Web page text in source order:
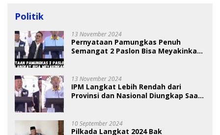
Politik
13 November 2024
Pernyataan Pamungkas Penuh
Semangat 2 Paslon Bisa Meyakinkan
13 November 2024
IPM Langkat Lebih Rendah dari
Provinsi dan Nasional Diungkap Saat
10 September 2024
Pilkada Langkat 2024 Bak